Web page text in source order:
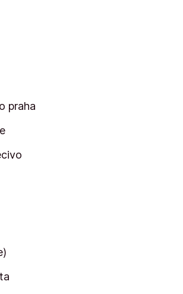
praha